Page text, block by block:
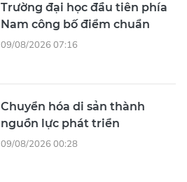
Trường đại học đầu tiên phía
Nam công bố điểm chuẩn
09/08/2026 07:16
Chuyển hóa di sản thành
nguồn lực phát triển
09/08/2026 00:28